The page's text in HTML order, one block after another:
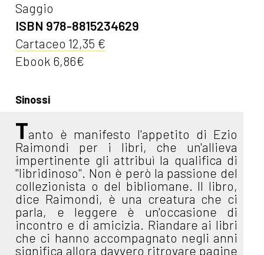
Saggio
ISBN 978-8815234629
Cartaceo 12,35 €
Ebook 6,86€
Sinossi
Tanto è manifesto l'appetito di Ezio
Raimondi per i libri, che un'allieva
impertinente gli attribuì la qualifica di
"libridinoso". Non è però la passione del
collezionista o del bibliomane. Il libro,
dice Raimondi, è una creatura che ci
parla, e leggere è un'occasione di
incontro e di amicizia. Riandare ai libri
che ci hanno accompagnato negli anni
significa allora davvero ritrovare pagine